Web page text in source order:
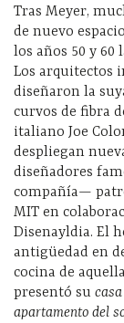
Tras Meyer,
de nuevo
los años 50 y 60
Los arquitectos
diseñaron la
curvos de fibra
italiano Joe
despliegan
diseñadores
compañía—
MIT en
Disenayldia. El
antigüedad en
cocina de
presentó su
apartamento del